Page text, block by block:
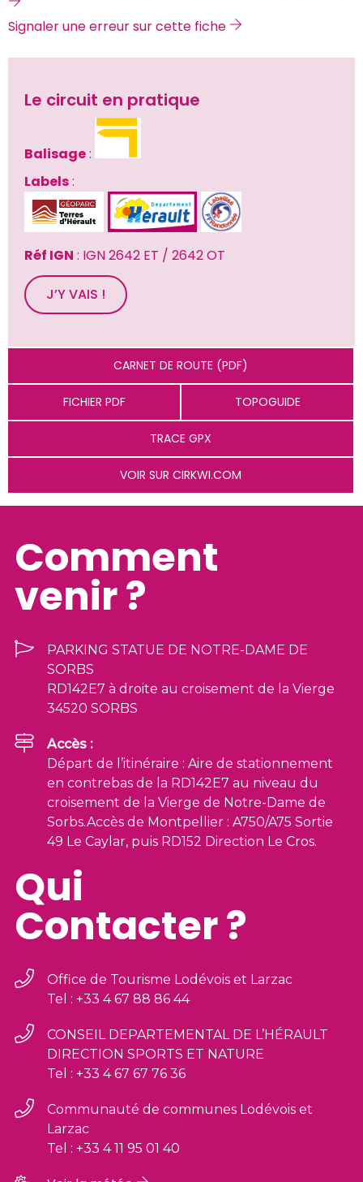
Signaler une erreur sur cette fiche
Le circuit en pratique
Balisage :
Labels :
Réf IGN : IGN 2642 ET / 2642 OT
J’Y VAIS !
CARNET DE ROUTE (PDF)
FICHIER PDF TOPOGUIDE
TRACE GPX
VOIR SUR CIRKWI.COM
Comment
venir ?
PARKING STATUE DE NOTRE-DAME DE
SORBS
RD142E7 à droite au croisement de la Vierge
34520 SORBS
Accès :
Départ de l’itinéraire : Aire de stationnement
en contrebas de la RD142E7 au niveau du
croisement de la Vierge de Notre-Dame de
Sorbs.Accès de Montpellier : A750/A75 Sortie
49 Le Caylar, puis RD152 Direction Le Cros.
Qui
Contacter ?
Office de Tourisme Lodévois et Larzac
Tel : +33 4 67 88 86 44
CONSEIL DEPARTEMENTAL DE L’HÉRAULT
DIRECTION SPORTS ET NATURE
Tel : +33 4 67 67 76 36
Communauté de communes Lodévois et
Larzac
Tel : +33 4 11 95 01 40